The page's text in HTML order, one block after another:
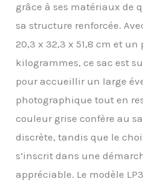
70-
grâce à ses matériaux de
sa structure renforcée.
20,3 x 32,3 x 51,8 cm et un
kilogrammes, ce sac est
pour accueillir un large
photographique tout en
couleur grise confère au
discrète, tandis que le
s’inscrit dans une
appréciable. Le modèle